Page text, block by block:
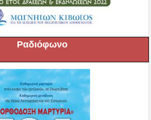
Ραδιόφωνο